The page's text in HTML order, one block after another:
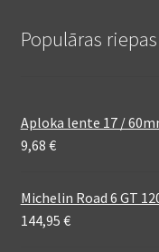
Populāras riepas
Aploka lente 17 /
9,68 €
Michelin Road 6 GT
144,95 €